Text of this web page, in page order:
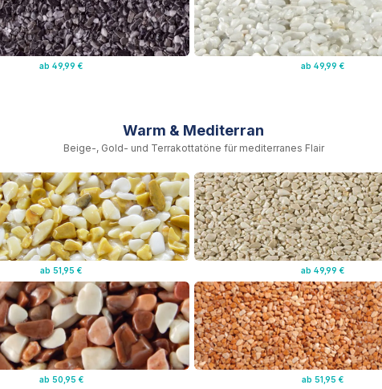
ab 49,99 € ab 49,99 €
Warm & Mediterran
Beige-, Gold- und Terrakottatöne für mediterranes Flair
ab 51,95 € ab 49,99 €
ab 50,95 € ab 51,95 €